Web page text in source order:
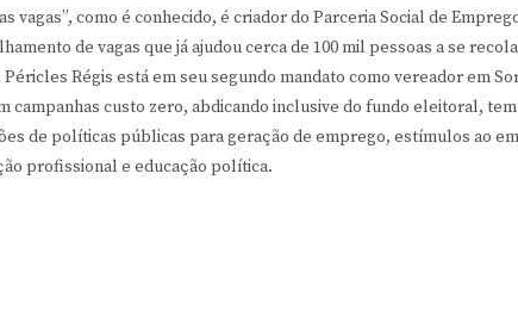
vagas”, como é conhecido, é criador do Parceria Social de
de vagas que já ajudou cerca de 100 mil pessoas a se
Régis está em seu segundo mandato como vereador em
campanhas custo zero, abdicando inclusive do fundo eleitoral,
de políticas públicas para geração de emprego, estímulos ao
profissional e educação política.